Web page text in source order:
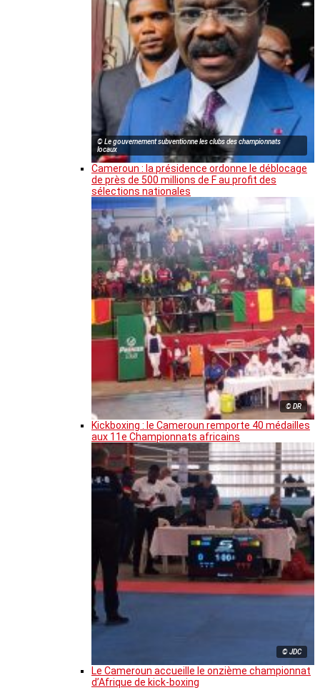
© Le gouvernement subventionne les clubs des championnats
locaux
Cameroun : la présidence ordonne le déblocage
de près de 500 millions de F au profit des
sélections nationales
© DR
Kickboxing : le Cameroun remporte 40 médailles
aux 11e Championnats africains
© JDC
Le Cameroun accueille le onzième championnat
d’Afrique de kick-boxing